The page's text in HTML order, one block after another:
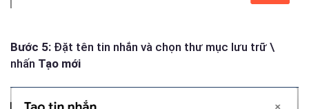
Bước 5: Đặt tên tin nhắn và chọn thư mục lưu trữ \
nhấn Tạo mới